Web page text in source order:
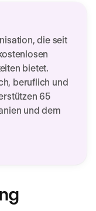
die seit
bietet.
beruflich und
65
und dem